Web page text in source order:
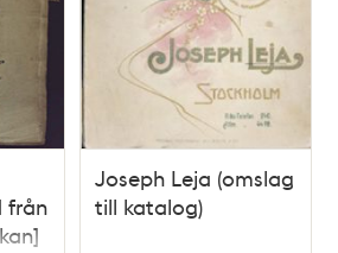
från
Joseph Leja (omslag
till katalog)